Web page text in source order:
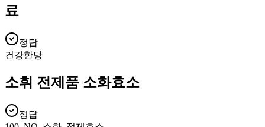
료
정답
건강한당
소휘 전제품 소화효소
정답